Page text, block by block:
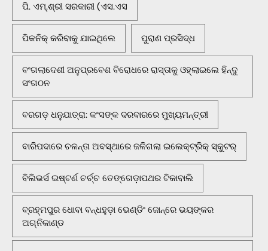
ପି. ଏମ୍.ଶ୍ରୀ ସରକାରୀ (ଏସ.ଏସ
ପିକନିକ୍‌ କରିବାକୁ ଯାଇଥିଲେ ପୁରାଣ ପ୍ରସିଦ୍ଧ
ବଂଗଲାଦେଶୀ ଅନୁପ୍ରବେଶ ବିରୋଧରେ ରାସ୍ତାକୁ ଓହ୍ଲାଇଲେ ହିନ୍ଦୁ
ସଂଗଠନ
ବରଗଡ଼ ଧନୁଯାତ୍ରା: କଂସଙ୍କ ଦରବାରରେ ମୁଖ୍ୟମନ୍ତ୍ରୀ
ବାରିପଦାରେ ଚଳନ୍ତା ଅବସ୍ଥାରେ ଜଳିଗଲା ଇଲେକ୍ଟ୍ରିକ୍ ସ୍କୁଟର୍
ବିଲିଭର୍ସ ଇଷ୍ଟର୍ଣ ଚର୍ଚ୍ଚ ତେଙ୍ଗେଡ଼ାପଥର ଟିକାବାଲି
ବ୍ରହ୍ମପୁର ଧୋବା ବନ୍ଧହୁଡ଼ା ଭେଣ୍ଡିଂ ଜୋନ୍‌ରେ ଭୟଙ୍କର
ଅଗ୍ନିକାଣ୍ଡ